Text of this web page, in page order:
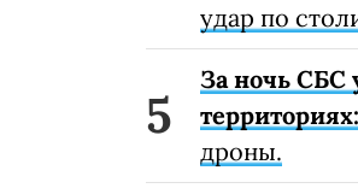
удар по
За ночь СБС
дроны.